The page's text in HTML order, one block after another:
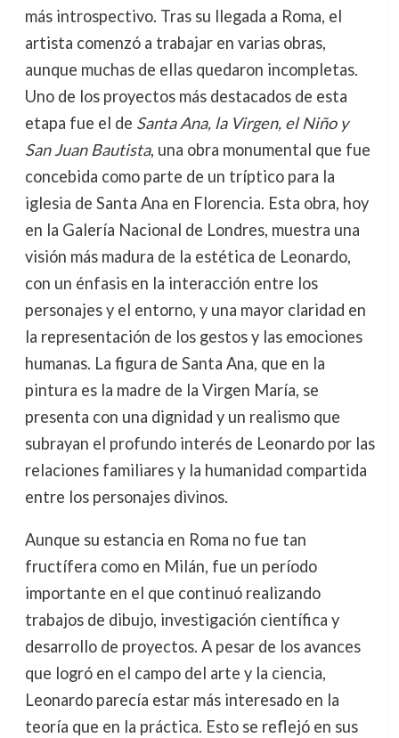
más introspectivo. Tras su llegada a Roma, el
artista comenzó a trabajar en varias obras,
aunque muchas de ellas quedaron incompletas.
Uno de los proyectos más destacados de esta
etapa fue el de Santa Ana, la Virgen, el Niño y
San Juan Bautista, una obra monumental que fue
concebida como parte de un tríptico para la
iglesia de Santa Ana en Florencia. Esta obra, hoy
en la Galería Nacional de Londres, muestra una
visión más madura de la estética de Leonardo,
con un énfasis en la interacción entre los
personajes y el entorno, y una mayor claridad en
la representación de los gestos y las emociones
humanas. La figura de Santa Ana, que en la
pintura es la madre de la Virgen María, se
presenta con una dignidad y un realismo que
subrayan el profundo interés de Leonardo por las
relaciones familiares y la humanidad compartida
entre los personajes divinos.
Aunque su estancia en Roma no fue tan
fructífera como en Milán, fue un período
importante en el que continuó realizando
trabajos de dibujo, investigación científica y
desarrollo de proyectos. A pesar de los avances
que logró en el campo del arte y la ciencia,
Leonardo parecía estar más interesado en la
teoría que en la práctica. Esto se reflejó en sus